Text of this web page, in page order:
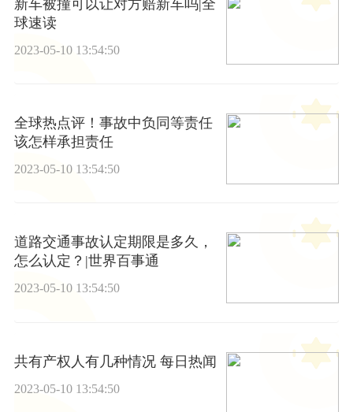
新车被撞可以让对方赔新车吗|全
球速读
2023-05-10 13:54:50
全球热点评！事故中负同等责任
该怎样承担责任
2023-05-10 13:54:50
道路交通事故认定期限是多久，
怎么认定？|世界百事通
2023-05-10 13:54:50
共有产权人有几种情况 每日热闻
2023-05-10 13:54:50